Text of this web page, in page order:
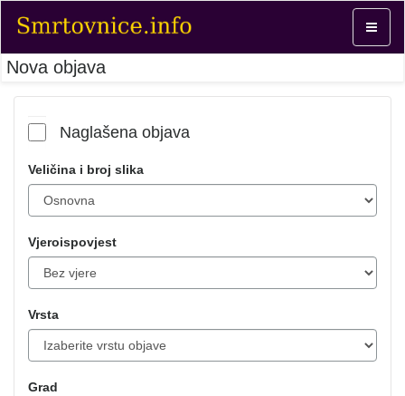
Toggle
Nova objava
Naglašena objava
Veličina i broj slika
Vjeroispovjest
Vrsta
Grad